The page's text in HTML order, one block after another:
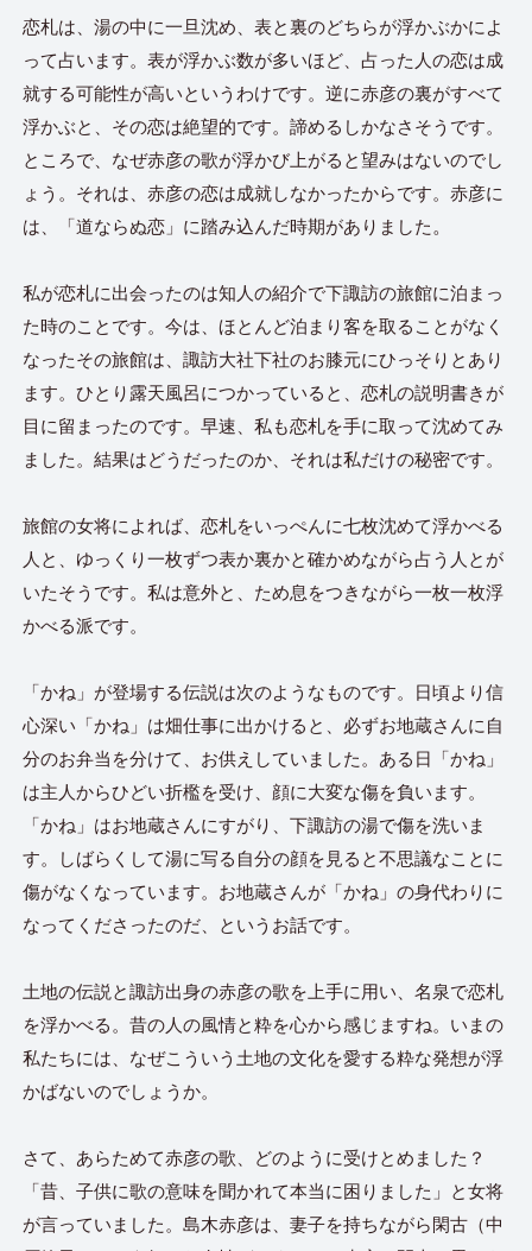
恋札は、湯の中に一旦沈め、表と裏のどちらが浮かぶかによ
って占います。表が浮かぶ数が多いほど、占った人の恋は成
就する可能性が高いというわけです。逆に赤彦の裏がすべて
浮かぶと、その恋は絶望的です。諦めるしかなさそうです。
ところで、なぜ赤彦の歌が浮かび上がると望みはないのでし
ょう。それは、赤彦の恋は成就しなかったからです。赤彦に
は、「道ならぬ恋」に踏み込んだ時期がありました 。
私が恋札に出会ったのは知人の紹介で下諏訪の旅館に泊まっ
た時のことです。今は、ほとんど泊まり客を取ることがなく
なったその旅館は、諏訪大社下社のお膝元にひっそりとあり
ます。ひとり露天風呂につかっていると、恋札の説明書きが
目に留まったのです。早速、私も恋札を手に取って沈めてみ
ました。結果はどうだったのか、それは私だけの秘密です。
旅館の女将によれば、恋札をいっぺんに七枚沈めて浮かべる
人と、ゆっくり一枚ずつ表か裏かと確かめながら占う人とが
いたそうです。私は意外と、ため息をつきながら一枚一枚浮
かべる派です。
「かね」が登場する伝説は次のようなものです。日頃より信
心深い「かね」は畑仕事に出かけると、必ずお地蔵さんに自
分のお弁当を分けて、お供えしていました。ある日「かね」
は主人からひどい折檻を受け、顔に大変な傷を負います。
「かね」はお地蔵さんにすがり、下諏訪の湯で傷を洗いま
す。しばらくして湯に写る自分の顔を見ると不思議なことに
傷がなくなっています。お地蔵さんが「かね」の身代わりに
なってくださったのだ、というお話です。
土地の伝説と諏訪出身の赤彦の歌を上手に用い、名泉で恋札
を浮かべる。昔の人の風情と粋を心から感じますね。いまの
私たちには、なぜこういう土地の文化を愛する粋な発想が浮
かばないのでしょうか。
さて、あらためて赤彦の歌、どのように受けとめました？
「昔、子供に歌の意味を聞かれて本当に困りました」と女将
が言っていました。島木赤彦は、妻子を持ちながら閑古（中